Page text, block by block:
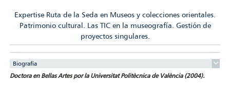
Expertise Ruta de la Seda en Museos y colecciones orientales.
Patrimonio cultural. Las TIC en la museografía. Gestión de
proyectos singulares.
Biografía
Doctora en Bellas Artes por la Universitat Politècnica de València (2004).